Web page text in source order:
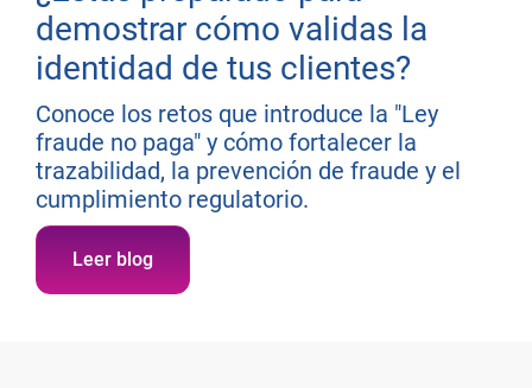
demostrar cómo validas la
identidad de tus clientes?
Conoce los retos que introduce la "Ley
fraude no paga" y cómo fortalecer la
trazabilidad, la prevención de fraude y el
cumplimiento regulatorio.
Leer blog